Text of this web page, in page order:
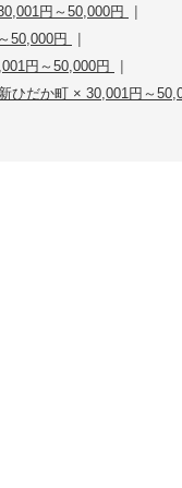
円～50,000円 |
50,000円 |
円～50,000円 |
ひだか町 × 30,001円～